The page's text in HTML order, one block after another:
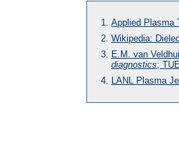
Applied Plasma
Wikipedia:
E.M. van
diagnostics;
LANL Plasma